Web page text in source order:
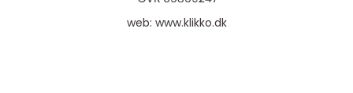
web: www.klikko.dk